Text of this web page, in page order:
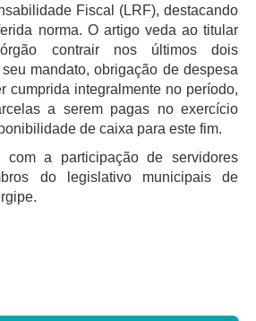
Fiscal (LRF), destacando
norma. O artigo veda ao titular
contrair nos últimos dois
mandato, obrigação de despesa
cumprida integralmente no período,
a serem pagas no exercício
de caixa para este fim.
com a participação de servidores
do legislativo municipais de